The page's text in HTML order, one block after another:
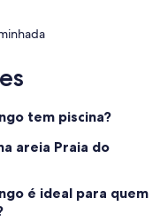
de caminhada
tem piscina?
areia Praia do
é ideal para quem